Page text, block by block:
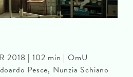
2018 | 102 min | OmU
Pesce, Nunzia Schiano